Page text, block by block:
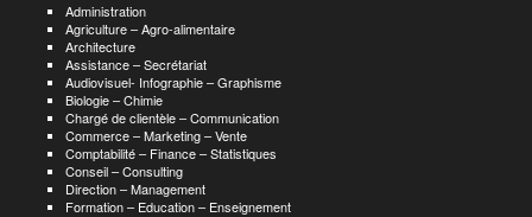
Administration
Agriculture – Agro-alimentaire
Architecture
Assistance – Secrétariat
Audiovisuel- Infographie – Graphisme
Biologie – Chimie
Chargé de clientèle – Communication
Commerce – Marketing – Vente
Comptabilité – Finance – Statistiques
Conseil – Consulting
Direction – Management
Formation – Education – Enseignement